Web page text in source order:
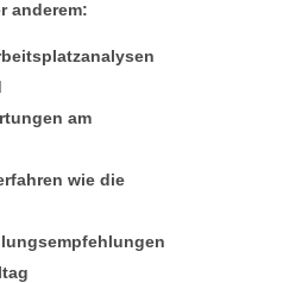
anderem:
am
wie die